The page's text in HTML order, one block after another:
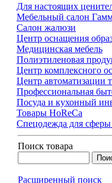
Для настоящих
Мебельный салон
Салон жалюзи
Центр оснащения
Медицинская мебель
Полиэтиленовая
Центр комплексного
Центр автоматизации
Профессиональная
Посуда и кухонный
Товары HoReCa
Спецодежда для сферы
Поиск товара
Расширенный поиск